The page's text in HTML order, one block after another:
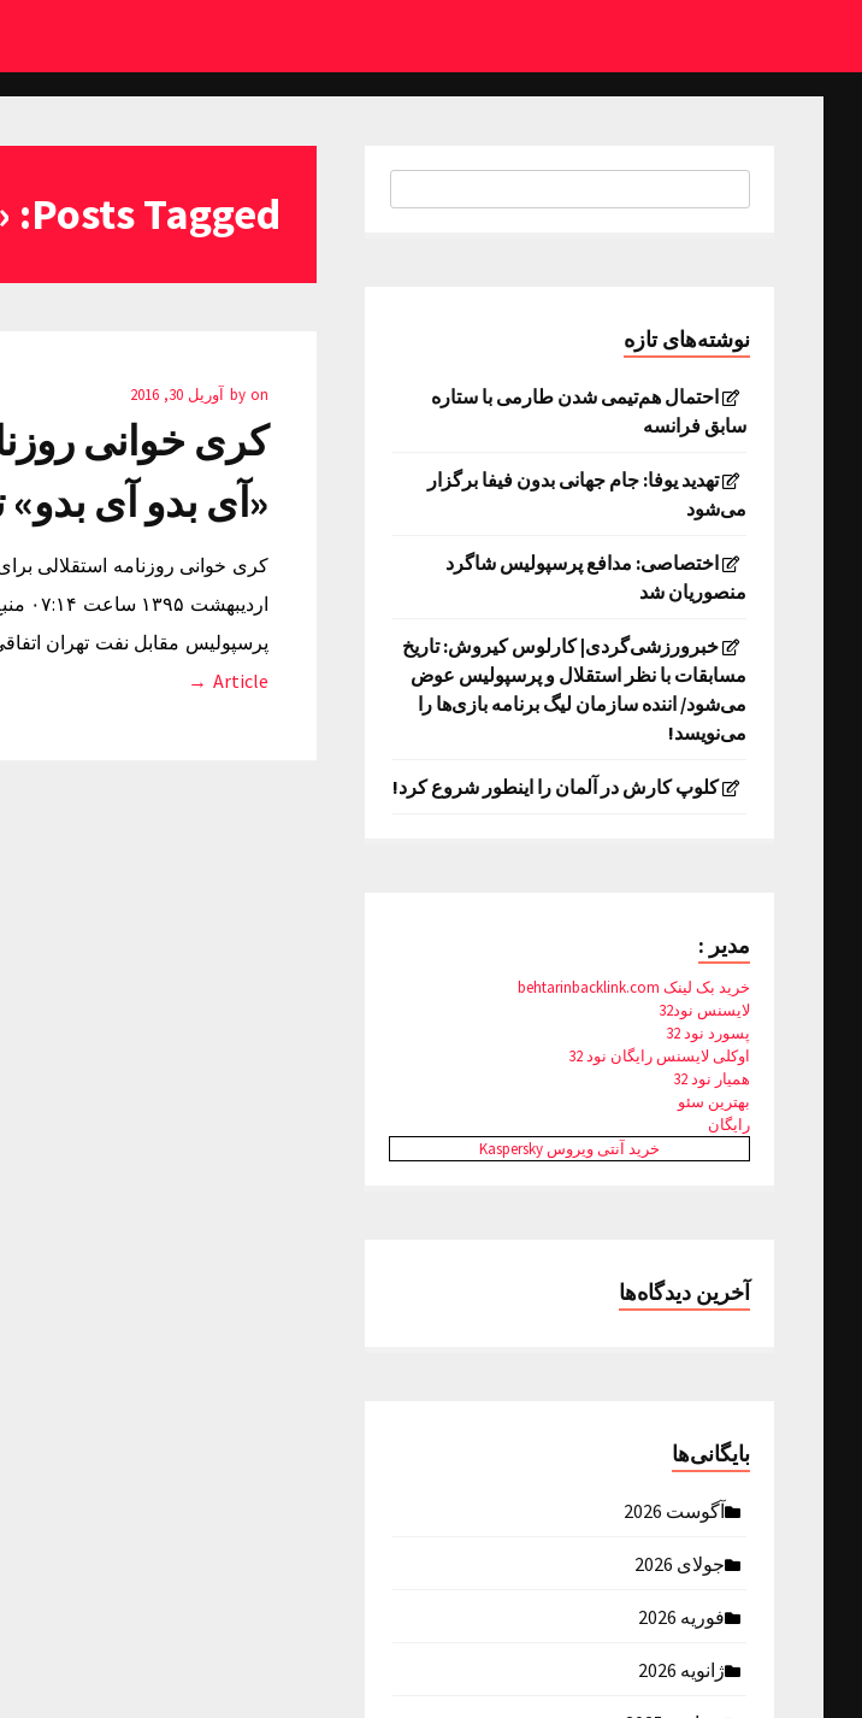
Posts Tagged: «آی
by on آوریل 30, 2016
کری خوانی
«آی بدو آی
پرسپولیس مقابل نفت تهران
Article →
نوشته‌های تازه
احتمال هم‌تیمی شدن طارمی با ستاره
سابق فرانسه
تهدید یوفا: جام جهانی بدون فیفا برگزار
می‌شود
اختصاصی: مدافع پرسپولیس شاگرد
منصوریان شد
خبرورزشی‌گردی| کارلوس کیروش: تاریخ
مسابقات با نظر استقلال و پرسپولیس عوض
می‌شود/ اننده سازمان لیگ برنامه بازی‌ها را
می‌نویسد!
کلوپ کارش در آلمان را اینطور شروع کرد!
مدیر :
خرید بک لینک behtarinbacklink.com
لایسنس نود32
پسورد نود 32
اوکلی لایسنس رایگان نود 32
همیار نود 32
بهترین سئو
رایگان
خرید آنتی ویروس Kaspersky
آخرین دیدگاه‌ها
بایگانی‌ها
آگوست 2026
جولای 2026
فوریه 2026
ژانویه 2026